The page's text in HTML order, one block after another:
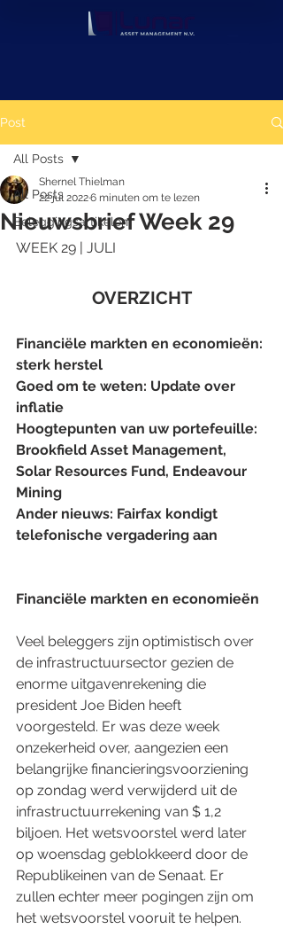
Post
All Posts
Beleggingsartikelen
All Posts
Nieuwsbrief Week 29
Shernel Thielman
22 jul 20226 minuten om te lezen
WEEK 29 | JULI
OVERZICHT
Financiële markten en economieën:
sterk herstel
Goed om te weten: Update over
inflatie
Hoogtepunten van uw portefeuille:
Brookfield Asset Management,
Solar Resources Fund, Endeavour
Mining
Ander nieuws: Fairfax kondigt
telefonische vergadering aan
Financiële markten en economieën
Veel beleggers zijn optimistisch over
de infrastructuursector gezien de
enorme uitgavenrekening die
president Joe Biden heeft
voorgesteld. Er was deze week
onzekerheid over, aangezien een
belangrijke financieringsvoorziening
op zondag werd verwijderd uit de
infrastructuurrekening van $ 1,2
biljoen. Het wetsvoorstel werd later
op woensdag geblokkeerd door de
Republikeinen van de Senaat. Er
zullen echter meer pogingen zijn om
het wetsvoorstel vooruit te helpen.